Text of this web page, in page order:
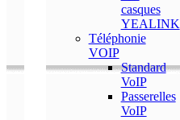
casques
YEALINK
Téléphonie
VOIP
Standard
VoIP
Passerelles
VoIP